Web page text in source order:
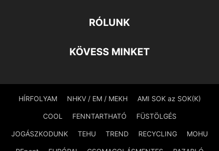
RÓLUNK
KÖVESS MINKET
HÍRFOLYAM NHKV / EM / MEKH AMI SOK az SOK(K)
COOL FENNTARTHATÓ FÜSTÖLGÉS
JOGÁSZKODUNK TEHU TREND RECYCLING MOHU